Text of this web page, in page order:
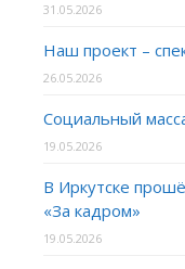
31.05.2026
Наш проект –
26.05.2026
Социальный
19.05.2026
В Иркутске
«За кадром»
19.05.2026